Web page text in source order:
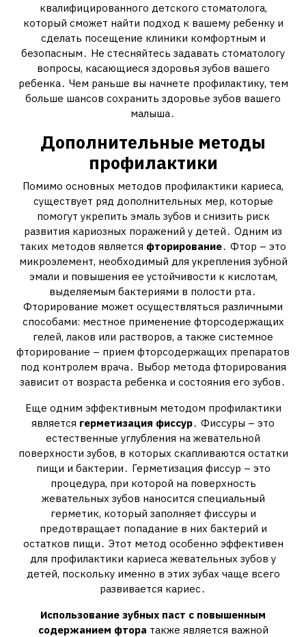
квалифицированного детского стоматолога‚
который сможет найти подход к вашему ребенку и
сделать посещение клиники комфортным и
безопасным․ Не стесняйтесь задавать стоматологу
вопросы‚ касающиеся здоровья зубов вашего
ребенка․ Чем раньше вы начнете профилактику‚ тем
больше шансов сохранить здоровье зубов вашего
малыша․
Дополнительные методы
профилактики
Помимо основных методов профилактики кариеса‚
существует ряд дополнительных мер‚ которые
помогут укрепить эмаль зубов и снизить риск
развития кариозных поражений у детей․ Одним из
таких методов является фторирование․ Фтор – это
микроэлемент‚ необходимый для укрепления зубной
эмали и повышения ее устойчивости к кислотам‚
выделяемым бактериями в полости рта․
Фторирование может осуществляться различными
способами: местное применение фторсодержащих
гелей‚ лаков или растворов‚ а также системное
фторирование – прием фторсодержащих препаратов
под контролем врача․ Выбор метода фторирования
зависит от возраста ребенка и состояния его зубов․
Еще одним эффективным методом профилактики
является герметизация фиссур․ Фиссуры – это
естественные углубления на жевательной
поверхности зубов‚ в которых скапливаются остатки
пищи и бактерии․ Герметизация фиссур – это
процедура‚ при которой на поверхность
жевательных зубов наносится специальный
герметик‚ который заполняет фиссуры и
предотвращает попадание в них бактерий и
остатков пищи․ Этот метод особенно эффективен
для профилактики кариеса жевательных зубов у
детей‚ поскольку именно в этих зубах чаще всего
развивается кариес․
Использование зубных паст с повышенным
содержанием фтора также является важной